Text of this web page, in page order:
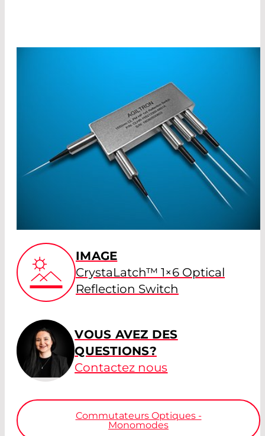
IMAGE
CrystaLatch™ 1×6 Optical
Reflection Switch
VOUS AVEZ DES
QUESTIONS?
Contactez nous
Commutateurs Optiques -
Monomodes